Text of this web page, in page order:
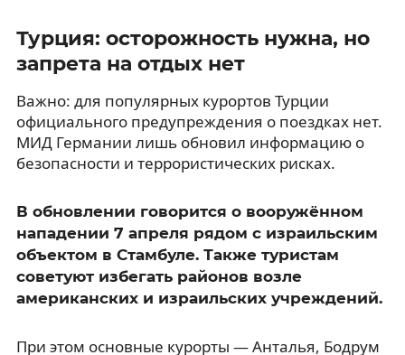
Турция: осторожность нужна, но
запрета на отдых нет
Важно: для популярных курортов Турции
официального предупреждения о поездках нет.
МИД Германии лишь обновил информацию о
безопасности и террористических рисках.
В обновлении говорится о вооружённом
нападении 7 апреля рядом с израильским
объектом в Стамбуле. Также туристам
советуют избегать районов возле
американских и израильских учреждений.
При этом основные курорты — Анталья, Бодрум